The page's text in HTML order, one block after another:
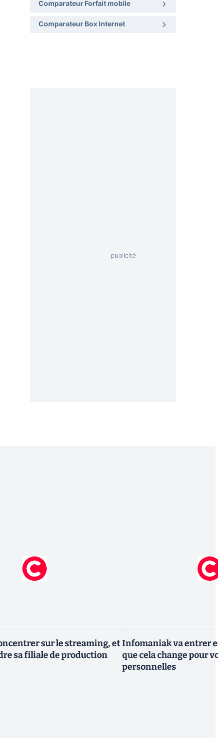
Comparateur Forfait mobile
Comparateur Box Internet
sur le streaming, et
sa filiale de production
Infomaniak va entrer
que cela change pour
personnelles